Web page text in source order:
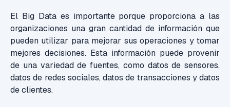
El Big Data es importante porque proporciona a las
organizaciones una gran cantidad de información que
pueden utilizar para mejorar sus operaciones y tomar
mejores decisiones. Esta información puede provenir
de una variedad de fuentes, como datos de sensores,
datos de redes sociales, datos de transacciones y datos
de clientes.